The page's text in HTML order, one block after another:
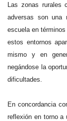
Las zonas rurales
adversas son una
escuela en
estos entornos
mismo y en
negándose la
dificultades.
En concordancia
reflexión en torno a